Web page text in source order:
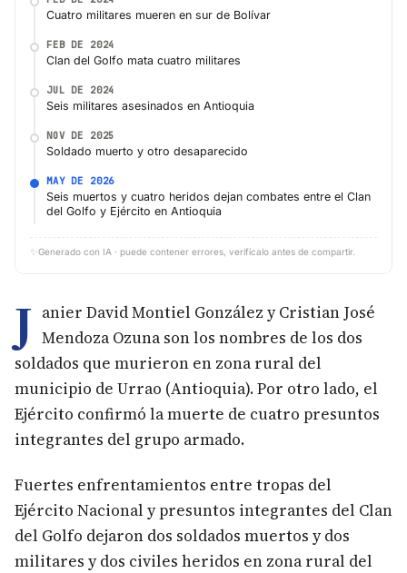
Cuatro militares mueren en sur de Bolívar
FEB DE 2024
Clan del Golfo mata cuatro militares
JUL DE 2024
Seis militares asesinados en Antioquia
NOV DE 2025
Soldado muerto y otro desaparecido
MAY DE 2026
Seis muertos y cuatro heridos dejan combates entre el Clan
del Golfo y Ejército en Antioquia
✨ Generado con IA · puede contener errores, verifícalo antes de compartir.
J anier David Montiel González y Cristian José
Mendoza Ozuna son los nombres de los dos
soldados que murieron en zona rural del
municipio de Urrao (Antioquia). Por otro lado, el
Ejército confirmó la muerte de cuatro presuntos
integrantes del grupo armado.
Fuertes enfrentamientos entre tropas del
Ejército Nacional y presuntos integrantes del Clan
del Golfo dejaron dos soldados muertos y dos
militares y dos civiles heridos en zona rural del